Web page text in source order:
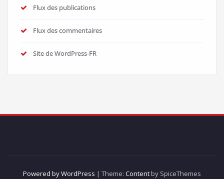
Flux des publications
Flux des commentaires
Site de WordPress-FR
Powered by WordPress | Theme: Content by SpiceThemes